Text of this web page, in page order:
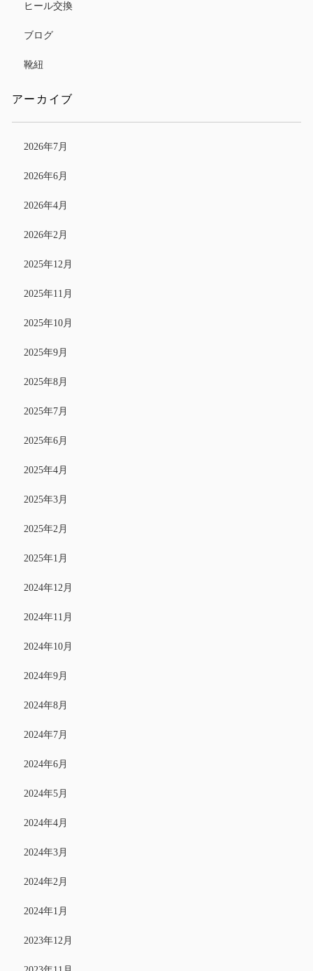
ヒール交換
ブログ
靴紐
アーカイブ
2026年7月
2026年6月
2026年4月
2026年2月
2025年12月
2025年11月
2025年10月
2025年9月
2025年8月
2025年7月
2025年6月
2025年4月
2025年3月
2025年2月
2025年1月
2024年12月
2024年11月
2024年10月
2024年9月
2024年8月
2024年7月
2024年6月
2024年5月
2024年4月
2024年3月
2024年2月
2024年1月
2023年12月